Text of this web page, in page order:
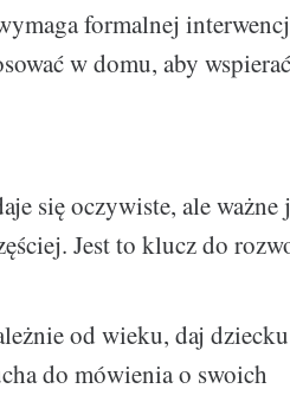
formalnej
w domu, aby
się oczywiste, ale ważne
Jest to klucz do
od wieku, daj
do mówienia o swoich